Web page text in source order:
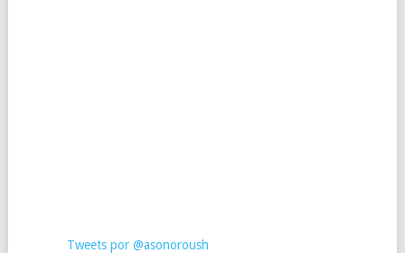
Tweets por @asonoroush